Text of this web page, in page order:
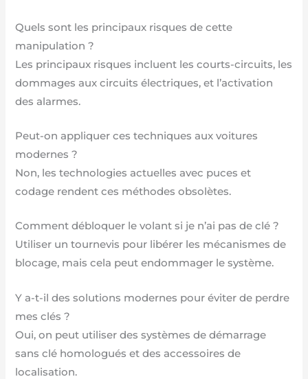
Quels sont les principaux risques de cette
manipulation ?
Les principaux risques incluent les courts-circuits, les
dommages aux circuits électriques, et l’activation
des alarmes.
Peut-on appliquer ces techniques aux voitures
modernes ?
Non, les technologies actuelles avec puces et
codage rendent ces méthodes obsolètes.
Comment débloquer le volant si je n’ai pas de clé ?
Utiliser un tournevis pour libérer les mécanismes de
blocage, mais cela peut endommager le système.
Y a-t-il des solutions modernes pour éviter de perdre
mes clés ?
Oui, on peut utiliser des systèmes de démarrage
sans clé homologués et des accessoires de
localisation.